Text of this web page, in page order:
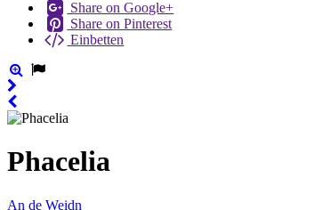
Share on Google+
Share on Pinterest
Einbetten
Phacelia
An de Weidn